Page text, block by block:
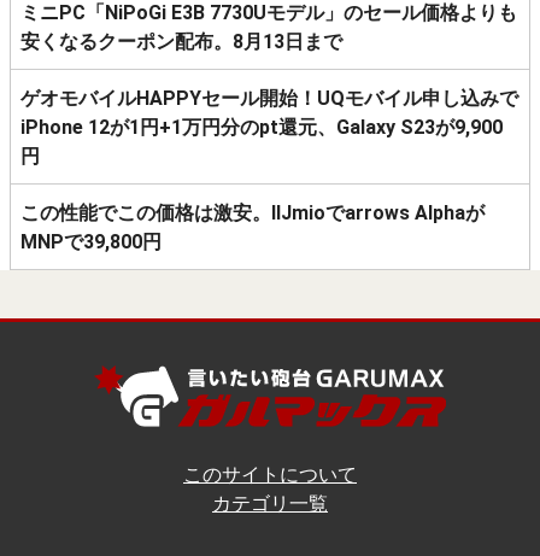
ミニPC「NiPoGi E3B 7730Uモデル」のセール価格よりも
安くなるクーポン配布。8月13日まで
ゲオモバイルHAPPYセール開始！UQモバイル申し込みで
iPhone 12が1円+1万円分のpt還元、Galaxy S23が9,900
円
この性能でこの価格は激安。IIJmioでarrows Alphaが
MNPで39,800円
このサイトについて
カテゴリ一覧